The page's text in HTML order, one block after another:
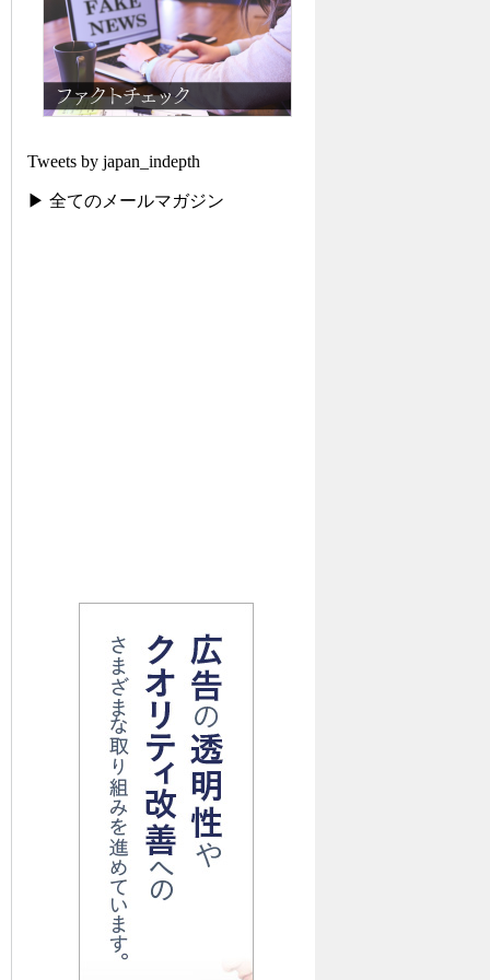
Tweets by japan_indepth
▶ 全てのメールマガジン